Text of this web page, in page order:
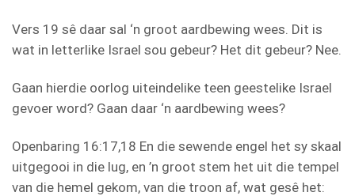
Vers 19 sê daar sal ‘n groot aardbewing wees. Dit is
wat in letterlike Israel sou gebeur? Het dit gebeur? Nee.
Gaan hierdie oorlog uiteindelike teen geestelike Israel
gevoer word? Gaan daar ‘n aardbewing wees?
Openbaring 16:17,18 En die sewende engel het sy skaal
uitgegooi in die lug, en ’n groot stem het uit die tempel
van die hemel gekom, van die troon af, wat gesê het: